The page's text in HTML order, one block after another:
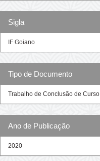
Sigla
IF Goiano
Tipo de Documento
Trabalho de Conclusão de Curso
Ano de Publicação
2020